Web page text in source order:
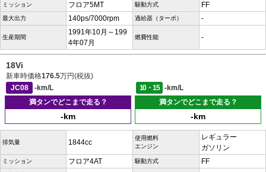
ミッション フロア5MT 駆動方式 FF
最大出力 140ps/7000rpm 過給器（ターボ） -
生産期間
1991年10月～199
4年07月
燃費性能 -
18Vi
新車時価格176.5万円(税抜)
JC08
-km/L 10・15
-km/L
満タンでどこまで走る？
-km
満タンでどこまで走る？
-km
排気量 1844cc
使用燃料
エンジン
レギュラー
ガソリン
ミッション フロア4AT 駆動方式 FF